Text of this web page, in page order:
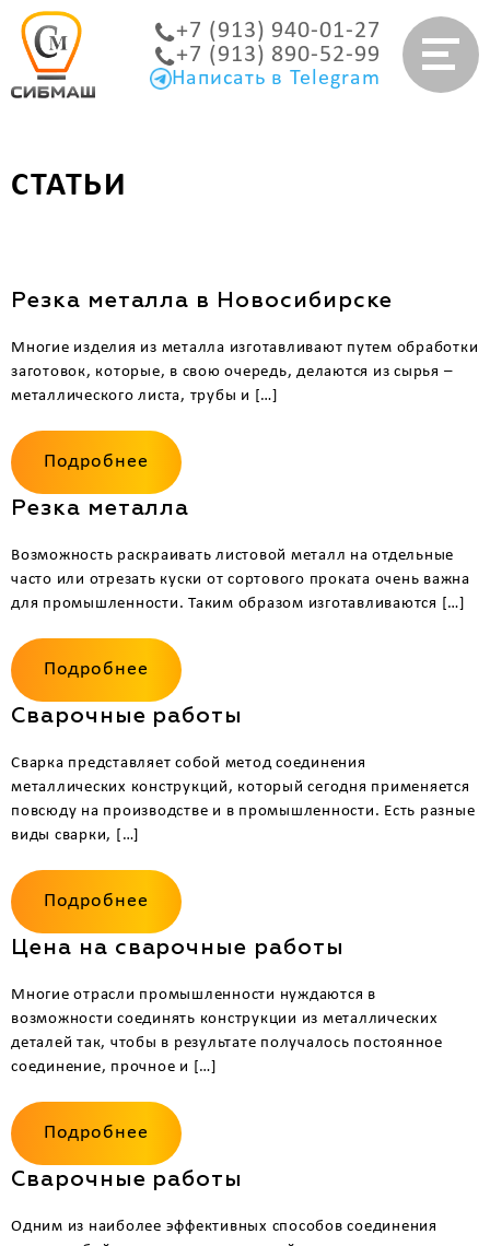
+7 (913) 940-01-27
+7 (913) 890-52-99
Написать в Telegram
СТАТЬИ
Резка металла в Новосибирске
Многие изделия из металла изготавливают путем обработки
заготовок, которые, в свою очередь, делаются из сырья –
металлического листа, трубы и […]
Подробнее
Резка металла
Возможность раскраивать листовой металл на отдельные
часто или отрезать куски от сортового проката очень важна
для промышленности. Таким образом изготавливаются […]
Подробнее
Сварочные работы
Сварка представляет собой метод соединения
металлических конструкций, который сегодня применяется
повсюду на производстве и в промышленности. Есть разные
виды сварки, […]
Подробнее
Цена на сварочные работы
Многие отрасли промышленности нуждаются в
возможности соединять конструкции из металлических
деталей так, чтобы в результате получалось постоянное
соединение, прочное и […]
Подробнее
Сварочные работы
Одним из наиболее эффективных способов соединения